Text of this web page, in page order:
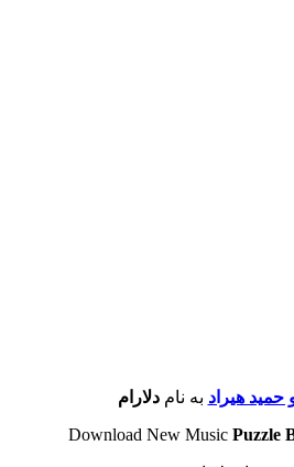
حمید هیراد به نامدلارام
Download New Music Puzzle